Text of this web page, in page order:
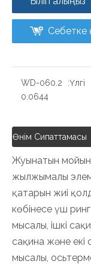
Себетке
Үлгі:
WD-060.2
0.0644
Өнім Сипаттамасы
Жуынатын
жылжымалы
қатарын жиі
көбінесе үш
мысалы, ішкі
сақина және екі
мысалы,